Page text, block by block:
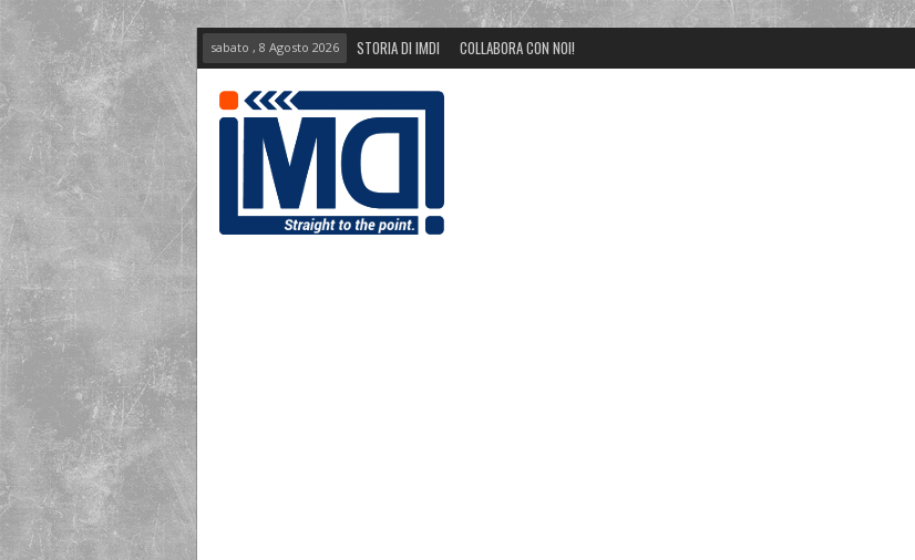
sabato , 8 Agosto 2026 STORIA DI IMDI COLLABORA CON NOI!